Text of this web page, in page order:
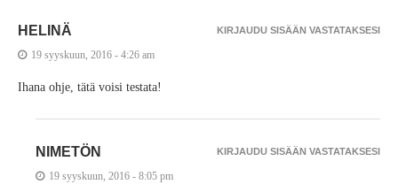
HELINÄ
19 syyskuun, 2016 - 4:26 am
Ihana ohje, tätä voisi testata!
KIRJAUDU SISÄÄN VASTATAKSESI
NIMETÖN
19 syyskuun, 2016 - 8:05 pm
KIRJAUDU SISÄÄN VASTATAKSESI